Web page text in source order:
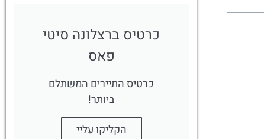
כרטיס ברצלונה סיטי
פאס
כרטיס התיירים המשתלם
ביותר!
הקליקו עליי